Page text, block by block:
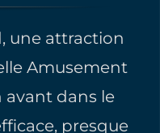
une attraction
Amusement
avant dans le
presque